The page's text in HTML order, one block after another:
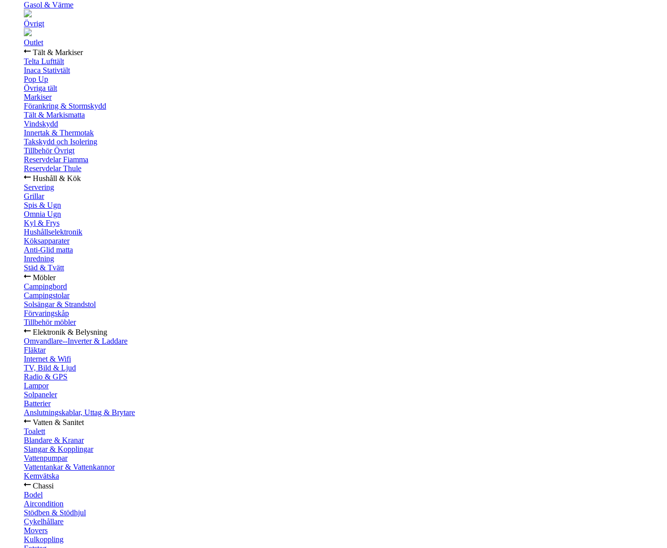
Gasol & Värme
Övrigt
Outlet
Tält & Markiser
Telta Lufttält
Inaca Stativtält
Pop Up
Övriga tält
Markiser
Förankring & Stormskydd
Tält & Markismatta
Vindskydd
Innertak & Thermotak
Takskydd och Isolering
Tillbehör Övrigt
Reservdelar Fiamma
Reservdelar Thule
Hushåll & Kök
Servering
Grillar
Spis & Ugn
Omnia Ugn
Kyl & Frys
Hushållselektronik
Köksapparater
Anti-Glid matta
Inredning
Städ & Tvätt
Möbler
Campingbord
Campingstolar
Solsängar & Strandstol
Förvaringskåp
Tillbehör möbler
Elektronik & Belysning
Omvandlare--Inverter & Laddare
Fläktar
Internet & Wifi
TV, Bild & Ljud
Radio & GPS
Lampor
Solpaneler
Batterier
Anslutningskablar, Uttag & Brytare
Vatten & Sanitet
Toalett
Blandare & Kranar
Slangar & Kopplingar
Vattenpumpar
Vattentankar & Vattenkannor
Kemvätska
Chassi
Bodel
Aircondition
Stödben & Stödhjul
Cykelhållare
Movers
Kulkoppling